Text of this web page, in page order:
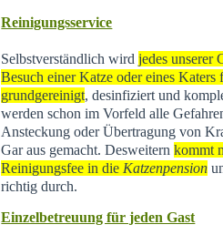
Reinigungsservice
Selbstverständlich wirdjedes unserer
Besuch einer Katze oder eines Katers
grundgereinigt, desinfiziert und
werden schon im Vorfeld alle
Ansteckung oder Übertragung von
Gar aus gemacht. Desweiternkommt
Reinigungsfee in die Katzenpension
richtig durch.
Einzelbetreuung für jeden Gast